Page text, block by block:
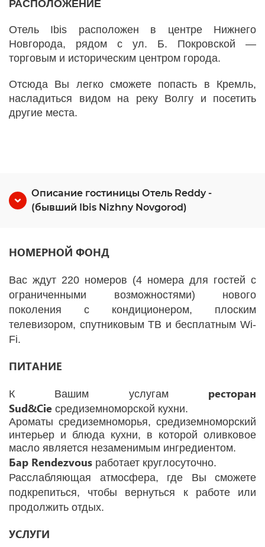
РАСПОЛОЖЕНИЕ
Отель Ibis расположен в центре Нижнего
Новгорода, рядом с ул. Б. Покровской —
торговым и историческим центром города.
Отсюда Вы легко сможете попасть в Кремль,
насладиться видом на реку Волгу и посетить
другие места.
Описание гостиницы Отель Reddy -
(бывший Ibis Nizhny Novgorod)
НОМЕРНОЙ ФОНД
Вас ждут 220 номеров (4 номера для гостей с
ограниченными возможностями) нового
поколения с кондиционером, плоским
телевизором, спутниковым ТВ и бесплатным Wi-
Fi.
ПИТАНИЕ
К Вашим услугам ресторан
Sud&Cie средиземноморской кухни.
Ароматы средиземноморья, средиземноморский
интерьер и блюда кухни, в которой оливковое
масло является незаменимым ингредиентом.
Бар Rendezvous работает круглосуточно.
Расслабляющая атмосфера, где Вы сможете
подкрепиться, чтобы вернуться к работе или
продолжить отдых.
УСЛУГИ